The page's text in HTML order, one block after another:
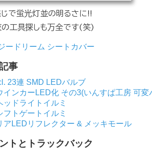
じで蛍光灯並の明るさに!!
の工具探しも万全です(笑)
ードリーム シートカバー
事
23連 SMD LEDバルブ
インカーLED化 その3(いんすぱ工房 可
ッドライトイルミ
フトゲートイルミ
アLEDリフレクター & メッキモール
トとトラックバック